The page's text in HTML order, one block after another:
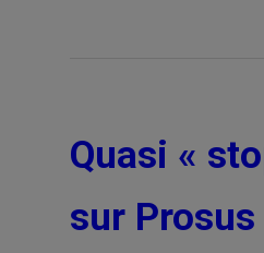
Quasi «
sur Prosus